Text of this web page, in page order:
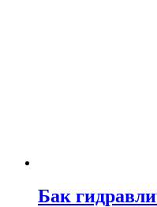
Бак